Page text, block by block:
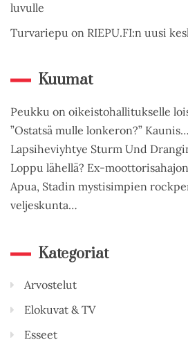
luvulle
Turvariepu on RIEPU.FI:n uusi
Kuumat
Peukku on oikeistohallitukselle
”Ostatsä mulle lonkeron?” Kaunis…
Lapsiheviyhtye Sturm Und
Loppu lähellä? Ex-
Apua, Stadin mystisimpien
veljeskunta…
Kategoriat
Arvostelut
Elokuvat & TV
Esseet